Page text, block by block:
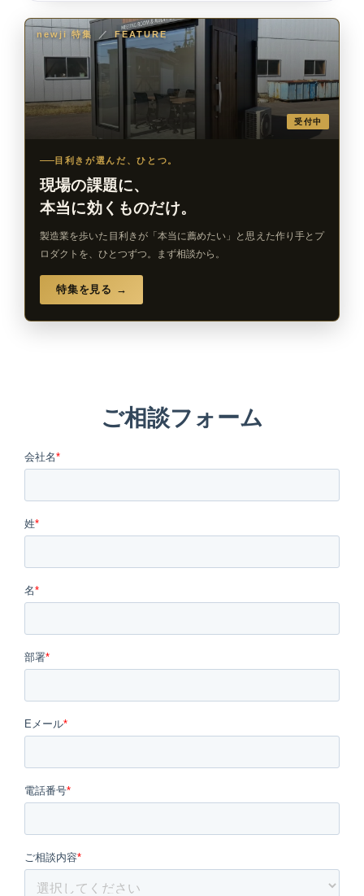
newji 特集 ／ FEATURE
受付中
目利きが選んだ、ひとつ。
現場の課題に、
本当に効くものだけ。
製造業を歩いた目利きが「本当に薦めたい」と思えた作り手とプ
ロダクトを、ひとつずつ。まず相談から。
特集を見る →